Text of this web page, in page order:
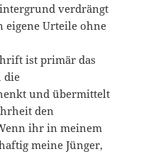
verdrängt
eigene Urteile ohne
ist primär das
die
und übermittelt
den
ihr in meinem
meine Jünger,